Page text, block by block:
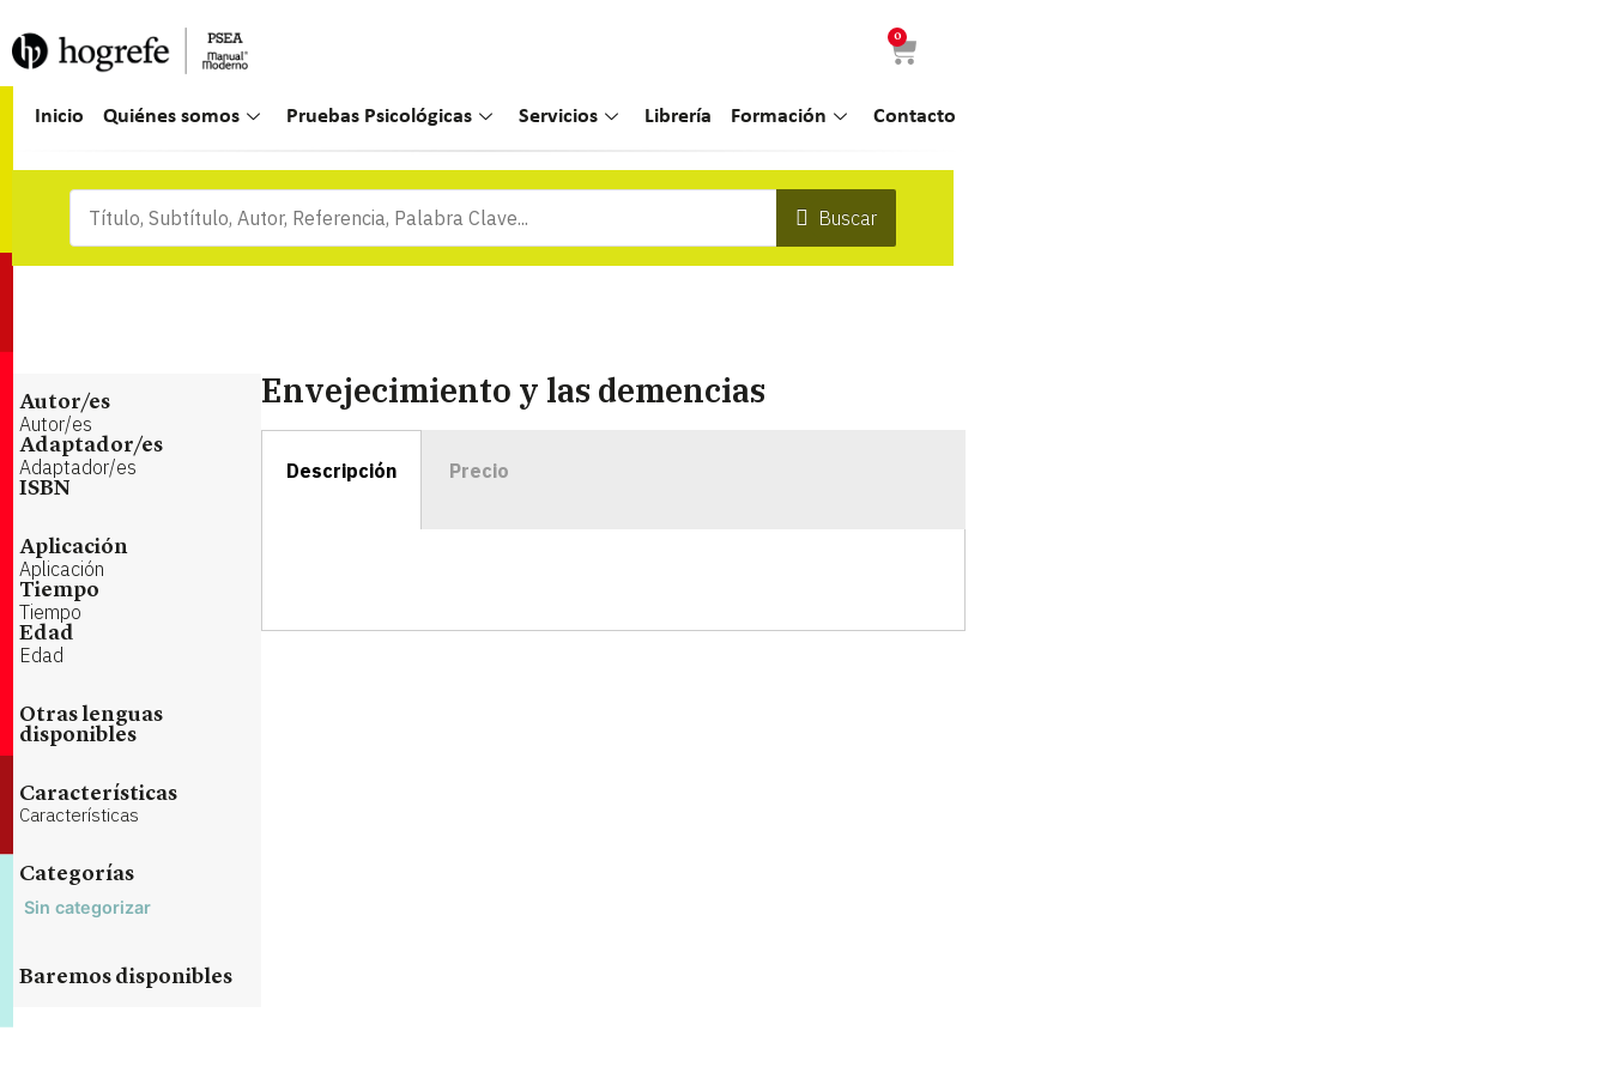
0
Inicio Quiénes somos Pruebas Psicológicas Servicios Librería Formación Contacto
Buscar
Autor/es
Autor/es
Adaptador/es
Adaptador/es
ISBN
Aplicación
Aplicación
Tiempo
Tiempo
Edad
Edad
Otras lenguas
disponibles
Características
Características
Categorías
Sin categorizar
Baremos disponibles
Envejecimiento y las demencias
Descripción Precio